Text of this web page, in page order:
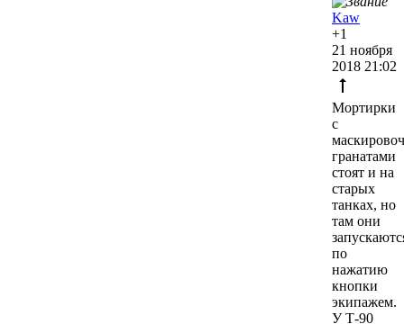
Kaw
+1
21 ноября
2018 21:02
Мортирки
с
гранатами
стоят и на
старых
танках, но
там они
по
нажатию
кнопки
экипажем.
У Т-90